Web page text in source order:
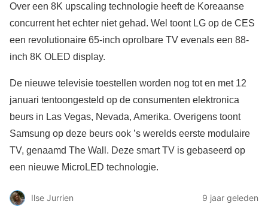
Over een 8K upscaling technologie heeft de Koreaanse
concurrent het echter niet gehad. Wel toont LG op de CES
een revolutionaire 65-inch oprolbare TV evenals een 88-
inch 8K OLED display.
De nieuwe televisie toestellen worden nog tot en met 12
januari tentoongesteld op de consumenten elektronica
beurs in Las Vegas, Nevada, Amerika. Overigens toont
Samsung op deze beurs ook ’s werelds eerste modulaire
TV, genaamd The Wall. Deze smart TV is gebaseerd op
een nieuwe MicroLED technologie.
Ilse Jurrien
9 jaar geleden